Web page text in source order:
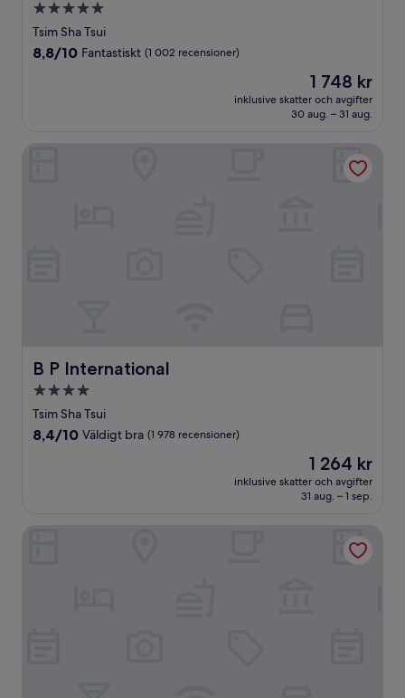
5.0-
stjärnigt
boende
Tsim Sha Tsui
8.8
8,8/10 Fantastiskt (1 002 recensioner)
Priset
är
1 748 kr
1 748 kr
inklusive skatter och avgifter
30 aug. – 31 aug.
B P International
B P International
4.0-
stjärnigt
boende
Tsim Sha Tsui
8.4
8,4/10 Väldigt bra (1 978 recensioner)
Priset
är
1 264 kr
1 264 kr
inklusive skatter och avgifter
31 aug. – 1 sep.